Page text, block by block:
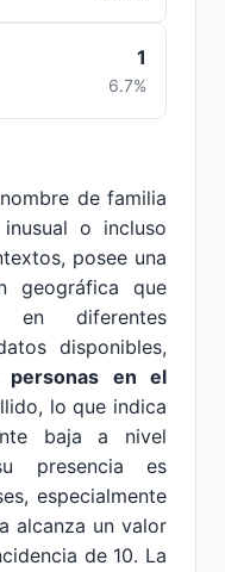
1
6.7%
de familia
o incluso
posee una
geográfica que
en diferentes
disponibles,
personas en el
lo que indica
baja a nivel
presencia es
especialmente
alcanza un valor
de 10. La